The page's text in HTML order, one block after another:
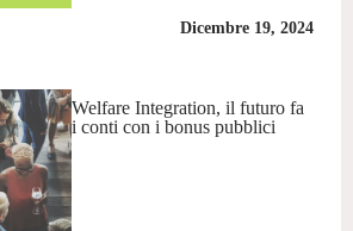
Dicembre 19, 2024
Welfare Integration, il futuro fa
i conti con i bonus pubblici